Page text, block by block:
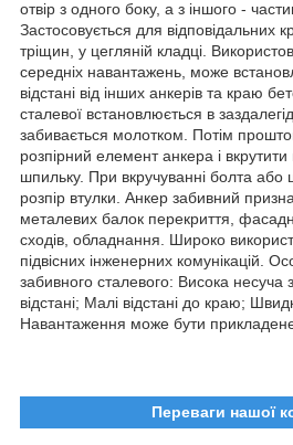
отвір з одного боку, а з іншого -
Застосовується для відповідальних
тріщин, у цегляній кладці.
середніх навантажень, може
відстані від інших анкерів та краю
сталевої встановлюється в
забивається молотком. Потім
розпірний елемент анкера і
шпильку. При вкручуванні болта або
розпір втулки. Анкер забивний
металевих балок перекриття,
сходів, обладнання. Широко
підвісних інженерних комунікацій.
забивного сталевого: Висока несуча
відстані; Малі відстані до краю;
Навантаження може бути прикладене
Переваги нашої